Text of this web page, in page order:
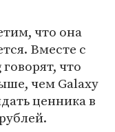
что она
Вместе с
что
чем Galaxy
ценника в